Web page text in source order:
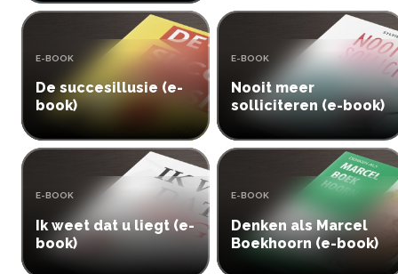
De succesillusie (e-
book)
TYPE:
E-BOOK
Nooit meer
solliciteren (e-book)
TYPE:
E-BOOK
Ik weet dat u liegt (e-
book)
TYPE:
E-BOOK
Denken als Marcel
Boekhoorn (e-book)
TYPE:
E-BOOK